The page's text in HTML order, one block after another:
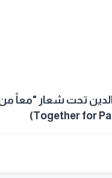
تحت شعار "معاً